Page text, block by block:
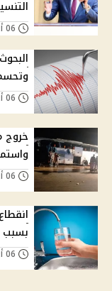
خروج
بسبب